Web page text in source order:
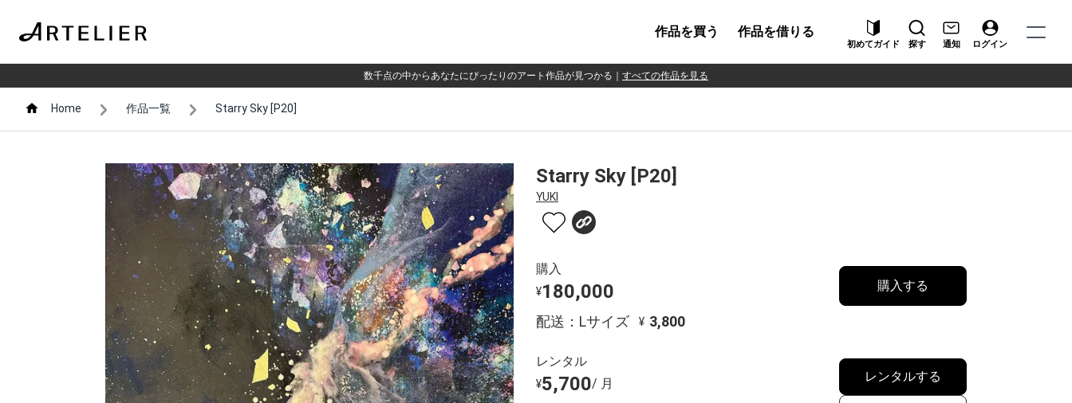
作品を買う 作品を借りる
初めてガイド 探す 通知 ログイン
数千点の中からあなたにぴったりのアート作品が見つかる すべての作品を見る
Home 作品一覧 Starry Sky [P20]
Starry Sky [P20]
YUKI
購入
¥180,000
配送：Lサイズ ¥ 3,800
購入する
レンタル
¥5,700/ 月 レンタルする